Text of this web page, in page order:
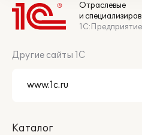
Отраслевые
и
1С:Предприятие
Другие сайты 1С
Каталог